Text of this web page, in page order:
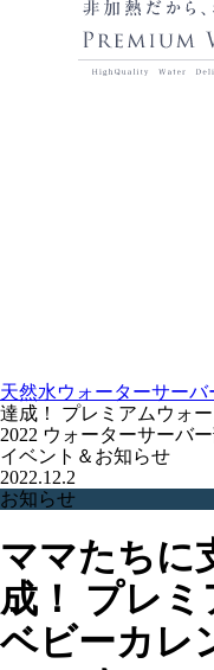
天然水ウォーターサーバ
達成！ プレミアムウォ
2022 ウォーターサーバ
イベント＆お知らせ
2022.12.2
お知らせ
ママたちに
成！ プレ
ベビーカレ